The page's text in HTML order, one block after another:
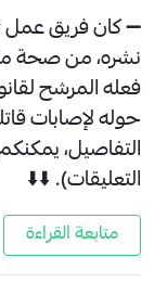
➖ كان فريق
نشره، من صحة
فعله المرشح
حوله لإصابات
التفاصيل،
التعليقات). ⬇️⬇️
متابعة القراءة